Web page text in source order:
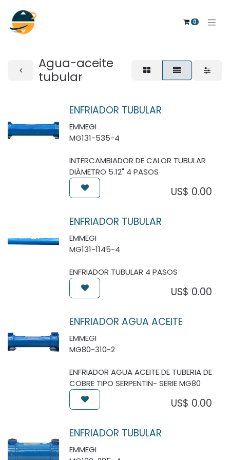
0
Agua-aceite
tubular
ENFRIADOR TUBULAR
EMMEGI
MG131-535-4
INTERCAMBIADOR DE CALOR TUBULAR
DIÁMETRO 5.12" 4 PASOS
US$ 0.00
ENFRIADOR TUBULAR
EMMEGI
MG131-1145-4
ENFRIADOR TUBULAR 4 PASOS
US$ 0.00
ENFRIADOR AGUA ACEITE
EMMEGI
MG80-310-2
ENFRIADOR AGUA ACEITE DE TUBERIA DE
COBRE TIPO SERPENTIN- SERIE MG80
US$ 0.00
ENFRIADOR TUBULAR
EMMEGI